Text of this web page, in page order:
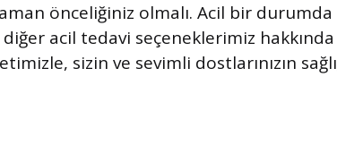
önceliğiniz olmalı. Acil bir durumda
acil tedavi seçeneklerimiz
sizin ve sevimli dostlarınızın